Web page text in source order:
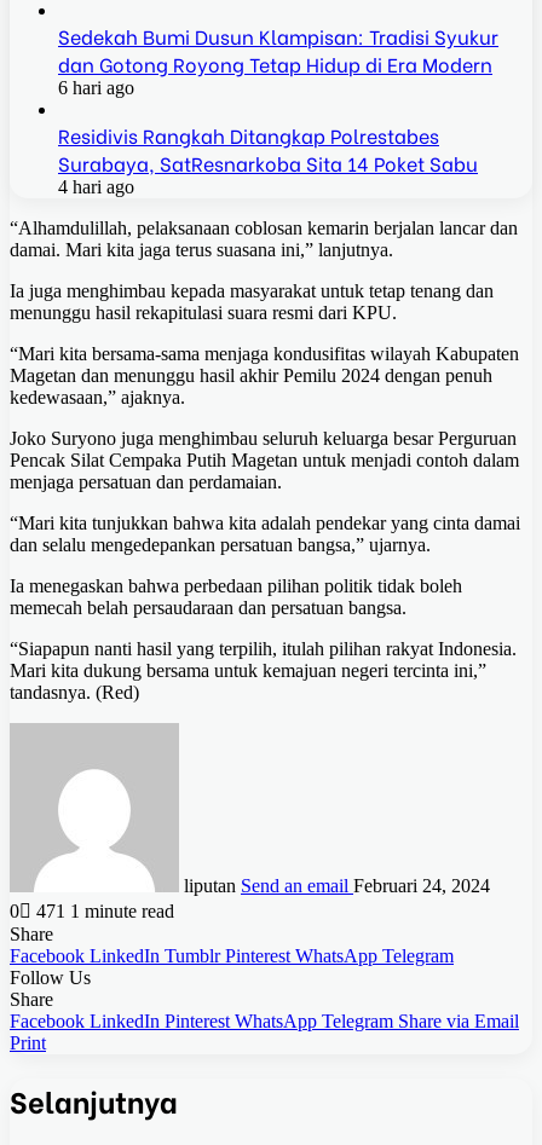
Sedekah Bumi Dusun Klampisan: Tradisi Syukur
dan Gotong Royong Tetap Hidup di Era Modern
6 hari ago
Residivis Rangkah Ditangkap Polrestabes
Surabaya, SatResnarkoba Sita 14 Poket Sabu
4 hari ago
“Alhamdulillah, pelaksanaan coblosan kemarin berjalan lancar dan
damai. Mari kita jaga terus suasana ini,” lanjutnya.
Ia juga menghimbau kepada masyarakat untuk tetap tenang dan
menunggu hasil rekapitulasi suara resmi dari KPU.
“Mari kita bersama-sama menjaga kondusifitas wilayah Kabupaten
Magetan dan menunggu hasil akhir Pemilu 2024 dengan penuh
kedewasaan,” ajaknya.
Joko Suryono juga menghimbau seluruh keluarga besar Perguruan
Pencak Silat Cempaka Putih Magetan untuk menjadi contoh dalam
menjaga persatuan dan perdamaian.
“Mari kita tunjukkan bahwa kita adalah pendekar yang cinta damai
dan selalu mengedepankan persatuan bangsa,” ujarnya.
Ia menegaskan bahwa perbedaan pilihan politik tidak boleh
memecah belah persaudaraan dan persatuan bangsa.
“Siapapun nanti hasil yang terpilih, itulah pilihan rakyat Indonesia.
Mari kita dukung bersama untuk kemajuan negeri tercinta ini,”
tandasnya. (Red)
liputan Send an email Februari 24, 2024
0
471 1 minute read
Share
Facebook LinkedIn Tumblr Pinterest WhatsApp Telegram
Follow Us
Share
Facebook LinkedIn Pinterest WhatsApp Telegram Share via Email
Print
Selanjutnya